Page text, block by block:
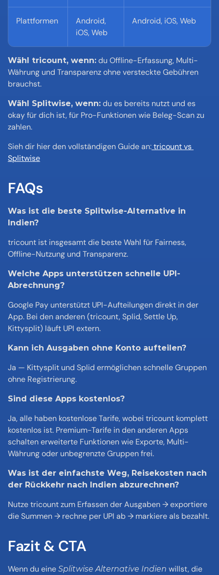
Plattformen
Android,
iOS, Web
Android, iOS, Web
Wähl tricount, wenn: du Offline-Erfassung, Multi-
Währung und Transparenz ohne versteckte Gebühren
brauchst.
Wähl Splitwise, wenn: du es bereits nutzt und es
okay für dich ist, für Pro-Funktionen wie Beleg-Scan zu
zahlen.
Sieh dir hier den vollständigen Guide an: tricount vs
Splitwise
FAQs
Was ist die beste Splitwise-Alternative in
Indien?
tricount ist insgesamt die beste Wahl für Fairness,
Offline-Nutzung und Transparenz.
Welche Apps unterstützen schnelle UPI-
Abrechnung?
Google Pay unterstützt UPI-Aufteilungen direkt in der
App. Bei den anderen (tricount, Splid, Settle Up,
Kittysplit) läuft UPI extern.
Kann ich Ausgaben ohne Konto aufteilen?
Ja — Kittysplit und Splid ermöglichen schnelle Gruppen
ohne Registrierung.
Sind diese Apps kostenlos?
Ja, alle haben kostenlose Tarife, wobei tricount komplett
kostenlos ist. Premium-Tarife in den anderen Apps
schalten erweiterte Funktionen wie Exporte, Multi-
Währung oder unbegrenzte Gruppen frei.
Was ist der einfachste Weg, Reisekosten nach
der Rückkehr nach Indien abzurechnen?
Nutze tricount zum Erfassen der Ausgaben → exportiere
die Summen → rechne per UPI ab → markiere als bezahlt.
Fazit & CTA
Wenn du eine Splitwise Alternative Indien willst, die